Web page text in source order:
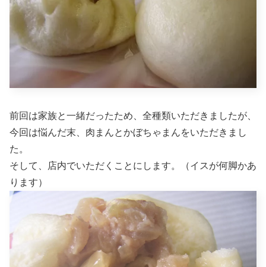
前回は家族と一緒だったため、全種類いただきましたが、
今回は悩んだ末、肉まんとかぼちゃまんをいただきまし
た。
そして、店内でいただくことにします。（イスが何脚かあ
ります）